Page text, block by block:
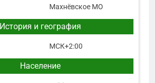
Махнёвское МО
История и география
МСК+2:00
Население